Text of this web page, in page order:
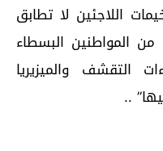
اللاجئين لا تطابق
من المواطنين البسطاء
التقشف والميزيريا
..